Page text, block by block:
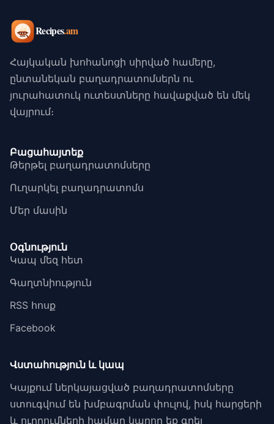
Հայկական խոհանոցի սիրված համերը,
ընտանեկան բաղադրատոմսերն ու
յուրահատուկ ուտեստները հավաքված են մեկ
վայրում։
Բացահայտեք
Թերթել բաղադրատոմսերը
Ուղարկել բաղադրատոմս
Մեր մասին
Օգնություն
Կապ մեզ հետ
Գաղտնիություն
RSS հոսք
Facebook
Վստահություն և կապ
Կայքում ներկայացված բաղադրատոմսերը
ստուգվում են խմբագրման փուլով, իսկ հարցերի
և ուղղումների համար կարող եք գրել